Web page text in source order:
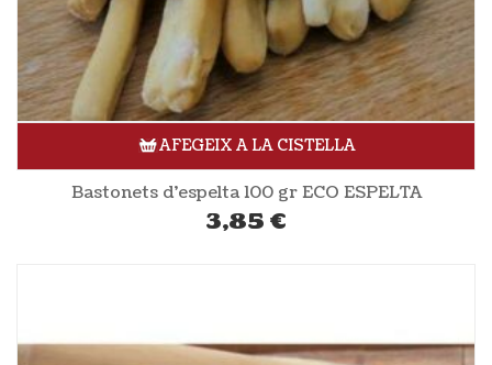
AFEGEIX A LA CISTELLA
Bastonets d’espelta 100 gr ECO ESPELTA
3,85 €